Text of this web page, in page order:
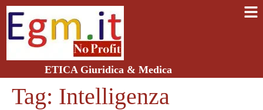
ETICA Giuridica & Medica
Tag: Intelligenza